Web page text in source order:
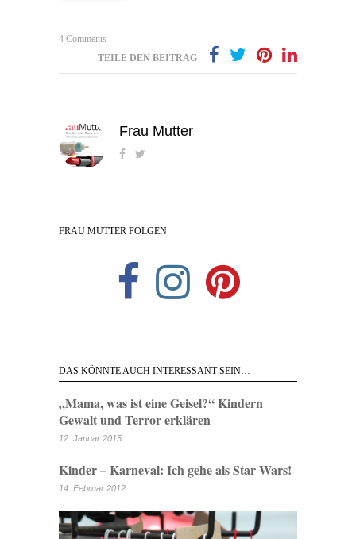
4 Comments
TEILE DEN BEITRAG
Frau Mutter
FRAU MUTTER FOLGEN
DAS KÖNNTE AUCH INTERESSANT SEIN…
„Mama, was ist eine Geisel?“ Kindern
Gewalt und Terror erklären
12. Januar 2015
Kinder – Karneval: Ich gehe als Star Wars!
14. Februar 2012